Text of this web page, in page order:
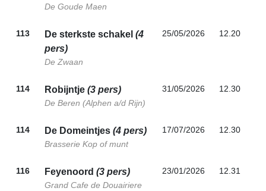
De Goude Maen
113 De sterkste schakel (4
pers)
De Zwaan
25/05/2026 12.20
114 Robijntje (3 pers)
De Beren (Alphen a/d Rijn)
31/05/2026 12.30
114 De Domeintjes (4 pers)
Brasserie Kop of munt
17/07/2026 12.30
116 Feyenoord (3 pers)
Grand Cafe de Douairiere
23/01/2026 12.31